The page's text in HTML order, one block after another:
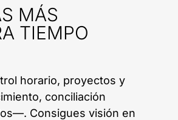
MÁS
TIEMPO
horario, proyectos y
conciliación
Consigues visión en